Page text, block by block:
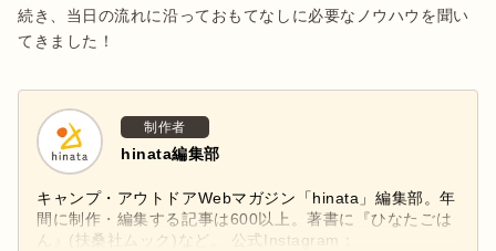
続き、当日の流れに沿っておもてなしに必要なノウハウを聞い
てきました！
制作者
hinata編集部
キャンプ・アウトドアWebマガジン「hinata」編集部。年
間に制作・編集する記事は600以上。著書に『ひなたごは
ん』(扶桑社ムック)など。 公式Instagram：